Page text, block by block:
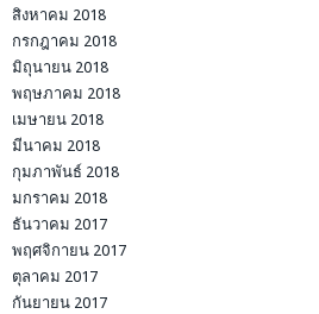
สิงหาคม 2018
กรกฎาคม 2018
มิถุนายน 2018
พฤษภาคม 2018
เมษายน 2018
มีนาคม 2018
กุมภาพันธ์ 2018
มกราคม 2018
ธันวาคม 2017
พฤศจิกายน 2017
ตุลาคม 2017
กันยายน 2017